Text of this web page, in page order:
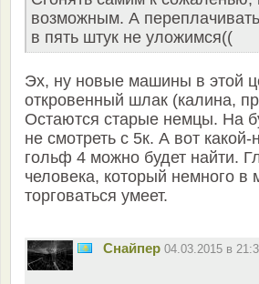
возможным. А
в пять штук не уложимся((
Эх, ну новые машины в этой
откровенный шлак (калина,
Остаются старые немцы. На
не смотреть с 5к. А вот
гольф 4 можно будет найти.
человека, который немного
торговаться умеет.
Снайпер 04.03.2015 в